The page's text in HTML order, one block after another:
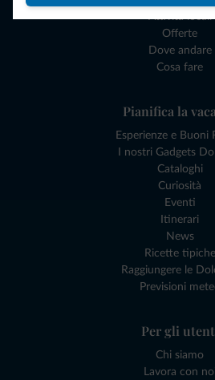
Attività locali
Offerte
Dove andare
Cosa fare
Pianifica la
Esperienze e Buoni
I nostri Gadgets
Cataloghi
Curiosità
Eventi
Itinerari
News
Ricette tipiche
Raggiungere le
Previsioni
Per gli
Chi siamo
Lavora con noi